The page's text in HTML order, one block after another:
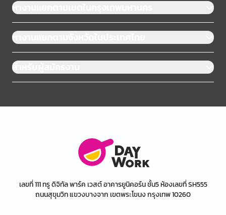
หางานแยกตามเขตในกรุงเทพมหานคร
หางานแยกตามจังหวัดในประเทศไทย
สำหรับผู้สมัครงาน
เลขที่ 111 ทรู ดิจิทัล พาร์ค เวสต์ อาคารยูนิคอร์น ชั้น5 ห้องเลขที่ SH555
ถนนสุขุมวิท แขวงบางจาก เขตพระโขนง กรุงเทพ 10260